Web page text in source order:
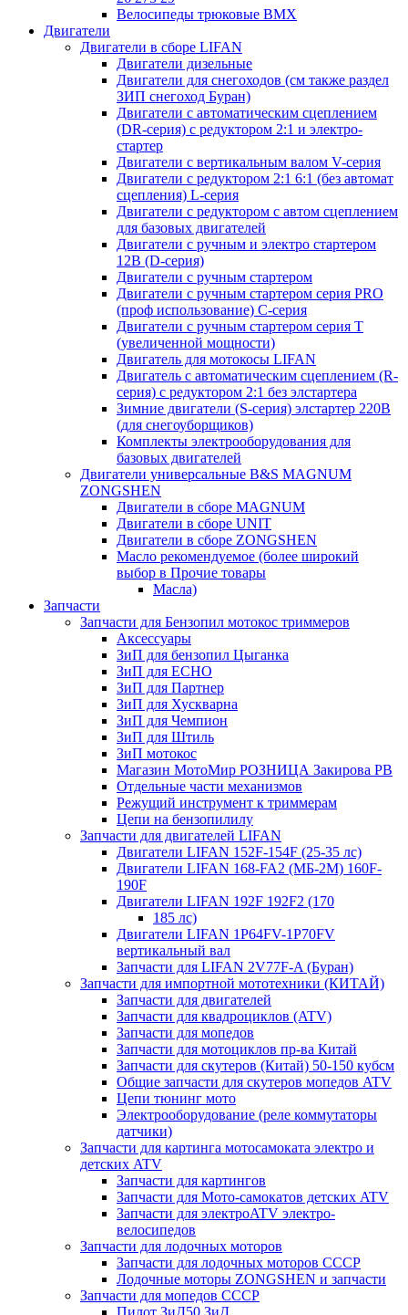
Велосипеды трюковые BMX
Двигатели
Двигатели в сборе LIFAN
Двигатели дизельные
Двигатели для снегоходов (см также раздел
ЗИП снегоход Буран)
Двигатели с автоматическим сцеплением
(DR-серия) с редуктором 2:1 и электро-
стартер
Двигатели с вертикальным валом V-серия
Двигатели с редуктором 2:1 6:1 (без автомат
сцепления) L-серия
Двигатели с редуктором с автом сцеплением
для базовых двигателей
Двигатели с ручным и электро стартером
12В (D-серия)
Двигатели с ручным стартером
Двигатели с ручным стартером серия PRO
(проф использование) C-серия
Двигатели с ручным стартером серия Т
(увеличенной мощности)
Двигатель для мотокосы LIFAN
Двигатель с автоматическим сцеплением (R-
серия) с редуктором 2:1 без элстартера
Зимние двигатели (S-серия) элстартер 220В
(для снегоуборщиков)
Комплекты электрооборудования для
базовых двигателей
Двигатели универсальные B&S MAGNUM
ZONGSHEN
Двигатели в сборе MAGNUM
Двигатели в сборе UNIT
Двигатели в сборе ZONGSHEN
Масло рекомендуемое (более широкий
выбор в Прочие товары
Масла)
Запчасти
Запчасти для Бензопил мотокос триммеров
Аксессуары
ЗиП для бензопил Цыганка
ЗиП для ЕСНО
ЗиП для Партнер
ЗиП для Хускварна
ЗиП для Чемпион
ЗиП для Штиль
ЗиП мотокос
Магазин МотоМир РОЗНИЦА Закирова РВ
Отдельные части механизмов
Режущий инструмент к триммерам
Цепи на бензопилилу
Запчасти для двигателей LIFAN
Двигатели LIFAN 152F-154F (25-35 лс)
Двигатели LIFAN 168-FA2 (МБ-2М) 160F-
190F
Двигатели LIFAN 192F 192F2 (170
185 лс)
Двигатели LIFAN 1Р64FV-1Р70FV
вертикальный вал
Запчасти для LIFAN 2V77F-A (Буран)
Запчасти для импортной мототехники (КИТАЙ)
Запчасти для двигателей
Запчасти для квадроциклов (ATV)
Запчасти для мопедов
Запчасти для мотоциклов пр-ва Китай
Запчасти для скутеров (Китай) 50-150 кубсм
Общие запчасти для скутеров мопедов ATV
Цепи тюнинг мото
Электрооборудование (реле коммутаторы
датчики)
Запчасти для картинга мотосамоката электро и
детских ATV
Запчасти для картингов
Запчасти для Мото-самокатов детских ATV
Запчасти для электроATV электро-
велосипедов
Запчасти для лодочных моторов
Запчасти для лодочных моторов СССР
Лодочные моторы ZONGSHEN и запчасти
Запчасти для мопедов СССР
Пилот ЗиД50 ЗиД